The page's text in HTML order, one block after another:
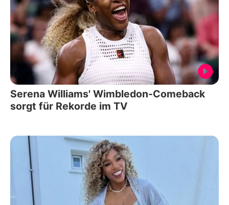
Serena Williams' Wimbledon-Comeback
sorgt für Rekorde im TV